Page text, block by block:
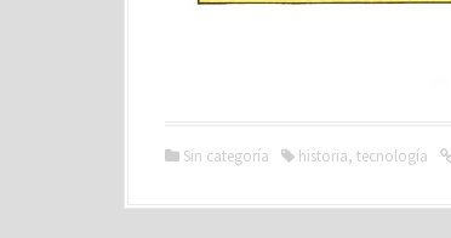
Sin categoría historia, tecnología